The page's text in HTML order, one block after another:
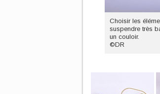
Choisir les
suspendre très
un couloir.
©DR